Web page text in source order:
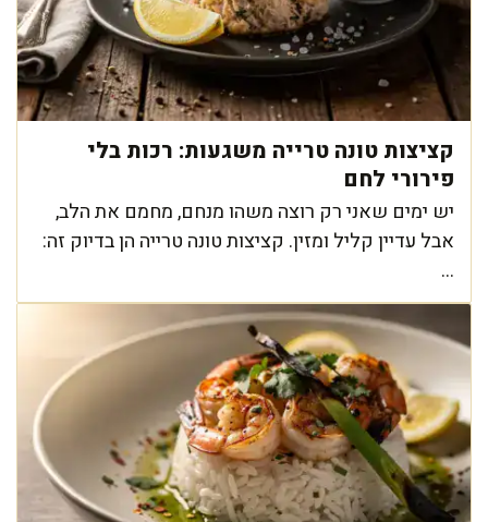
קציצות טונה טרייה משגעות: רכות בלי
פירורי לחם
יש ימים שאני רק רוצה משהו מנחם, מחמם את הלב,
אבל עדיין קליל ומזין. קציצות טונה טרייה הן בדיוק זה:
...